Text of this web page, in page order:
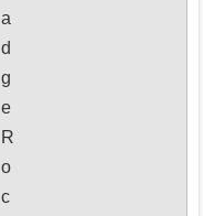
a
d
g
e
R
o
c